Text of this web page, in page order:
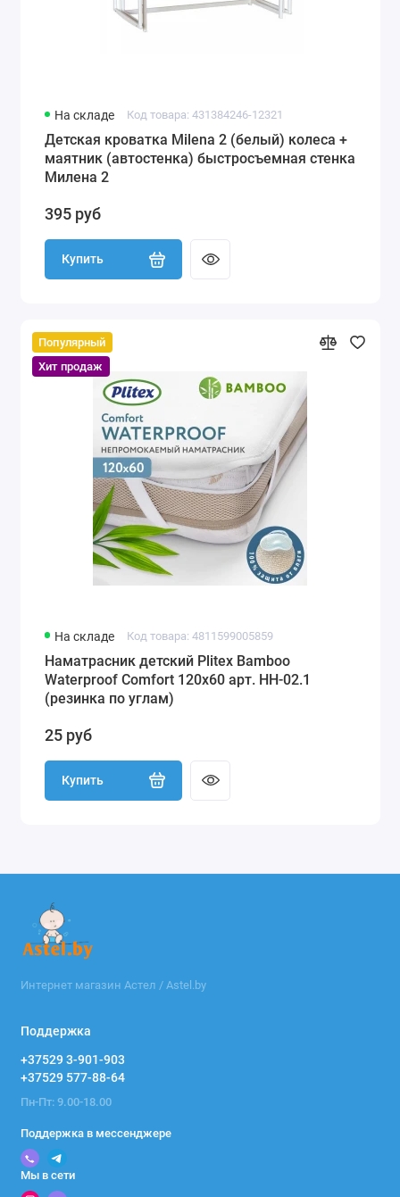
На складе Код товара: 431384246-12321
Детская кроватка Milena 2 (белый) колеса +
маятник (автостенка) быстросъемная стенка
Милена 2
395 руб
Купить
Популярный
Хит продаж
На складе Код товара: 4811599005859
Наматрасник детский Plitex Bamboo
Waterproof Comfort 120х60 арт. НН-02.1
(резинка по углам)
25 руб
Купить
Интернет магазин Астел / Astel.by
Поддержка
+37529 3-901-903
+37529 577-88-64
Пн-Пт: 9.00-18.00
Поддержка в мессенджере
Мы в сети